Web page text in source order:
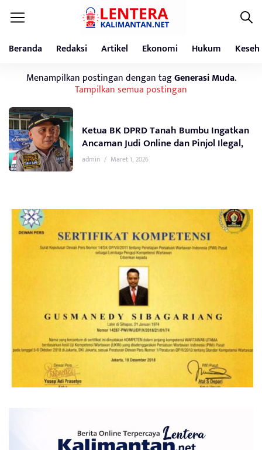
Beranda Redaksi Artikel Ekonomi Hukum
Menampilkan postingan dengan tagGenerasi Muda.
Tampilkan semua postingan
Ketua BK DPRD Tanah Bumbu Ingatkan
Ancaman Judi Online dan Pinjol Ilegal,
admin / Maret 1, 2026